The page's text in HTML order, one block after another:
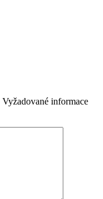
Vyžadované informace